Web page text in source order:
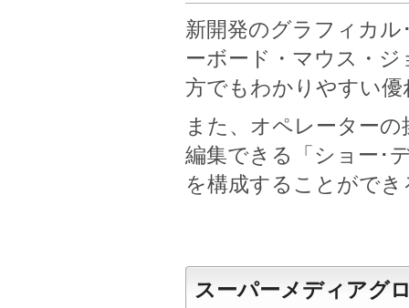
新開発のグラフィカ
ーボード・マウス・
方でもわかりやすい
また、オペレーター
編集できる「ショー･
を構成することがで
スーパーメディアグ